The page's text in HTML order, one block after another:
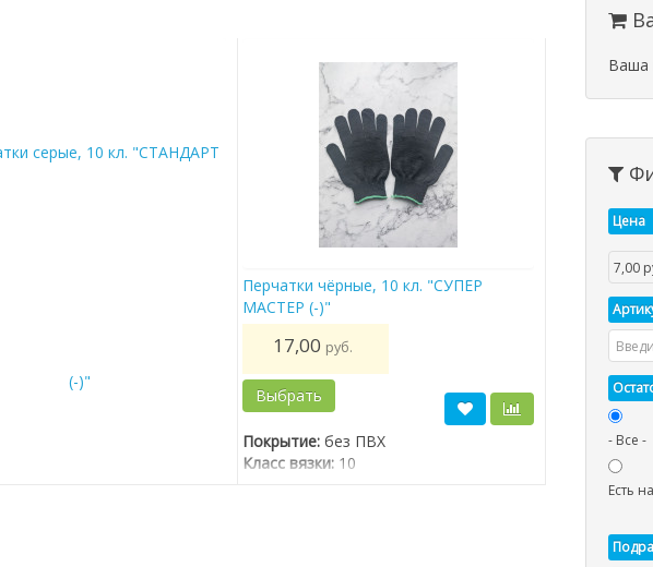
Перчатки чёрные, 10 кл. "СУПЕР
МАСТЕР (-)"
17,00 руб.
Выбрать
Покрытие: без ПВХ
Класс вязки: 10
Ваша
Цена
- Все -
Есть